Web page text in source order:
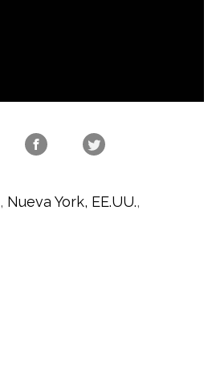
, Nueva York, EE.UU.,